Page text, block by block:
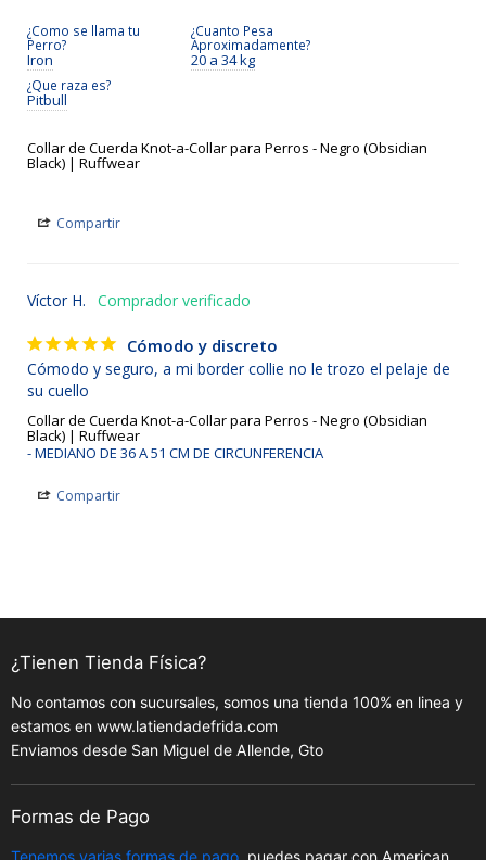
¿Como se llama tu
Perro?
Iron
¿Cuanto Pesa
Aproximadamente?
20 a 34 kg
¿Que raza es?
Pitbull
Collar de Cuerda Knot-a-Collar para Perros - Negro (Obsidian
Black) | Ruffwear
Compartir
Víctor H.
Cómodo y discreto
Cómodo y seguro, a mi border collie no le trozo el pelaje de
su cuello
Collar de Cuerda Knot-a-Collar para Perros - Negro (Obsidian
Black) | Ruffwear
MEDIANO DE 36 A 51 CM DE CIRCUNFERENCIA
Compartir
¿Tienen Tienda Física?
No contamos con sucursales, somos una tienda 100% en linea y
estamos en www.latiendadefrida.com
Enviamos desde San Miguel de Allende, Gto
Formas de Pago